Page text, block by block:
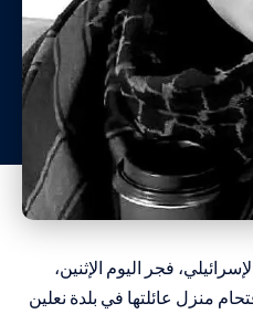
فجر اليوم الإثنين،
منزل عائلتها في بلدة نعلين